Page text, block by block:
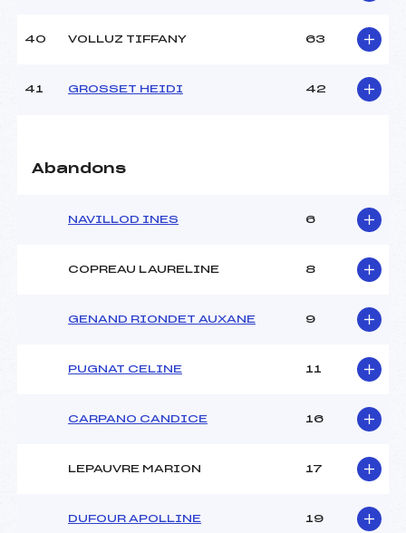
40 VOLLUZ TIFFANY 63
41 GROSSET HEIDI 42
Abandons
NAVILLOD INES 6
COPREAU LAURELINE 8
GENAND RIONDET AUXANE 9
PUGNAT CELINE 11
CARPANO CANDICE 16
LEPAUVRE MARION 17
DUFOUR APOLLINE 19